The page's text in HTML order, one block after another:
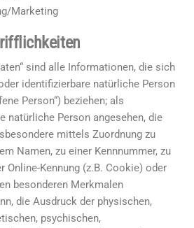
Marketing
sind alle Informationen, die sich
identifizierbare natürliche Person
Person“) beziehen; als
natürliche Person angesehen, die
mittels Zuordnung zu
Namen, zu einer Kennnummer, zu
Online-Kennung (z.B. Cookie) oder
besonderen Merkmalen
die Ausdruck der physischen,
psychischen,